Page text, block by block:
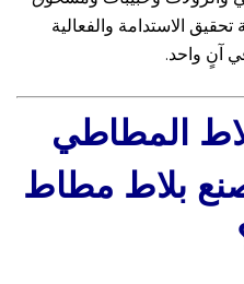
الاستدامة والفعالية
آنٍ واحد.
المطاطي
بلاط مطاط